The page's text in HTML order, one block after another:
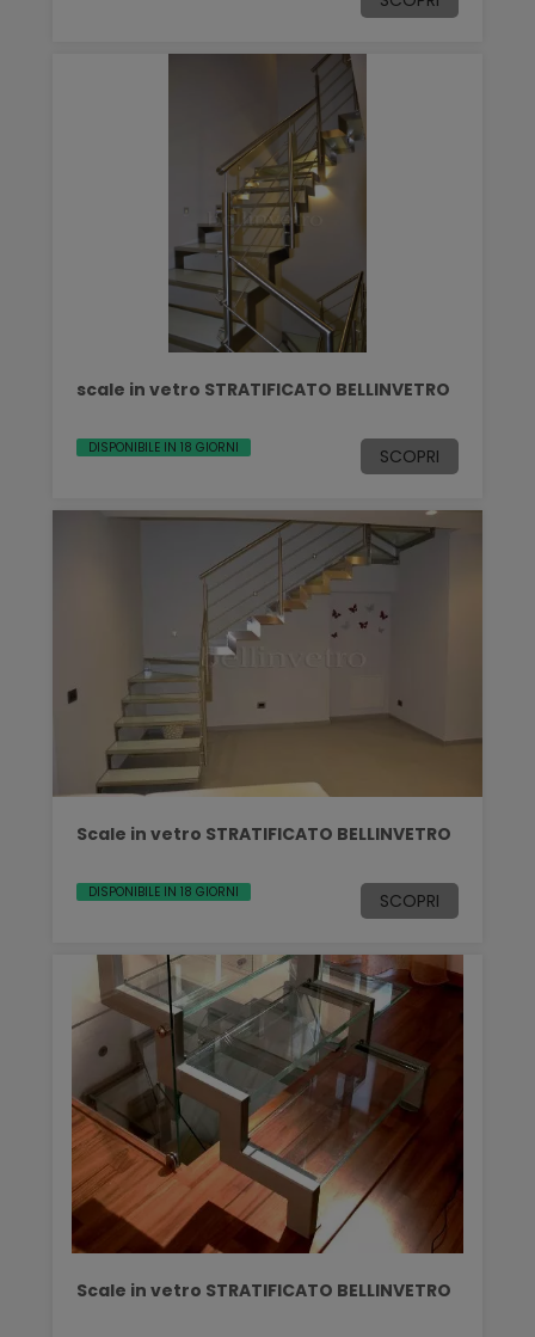
scale in vetro STRATIFICATO BELLINVETRO
DISPONIBILE IN 18 GIORNI SCOPRI
Scale in vetro STRATIFICATO BELLINVETRO
DISPONIBILE IN 18 GIORNI SCOPRI
Scale in vetro STRATIFICATO BELLINVETRO